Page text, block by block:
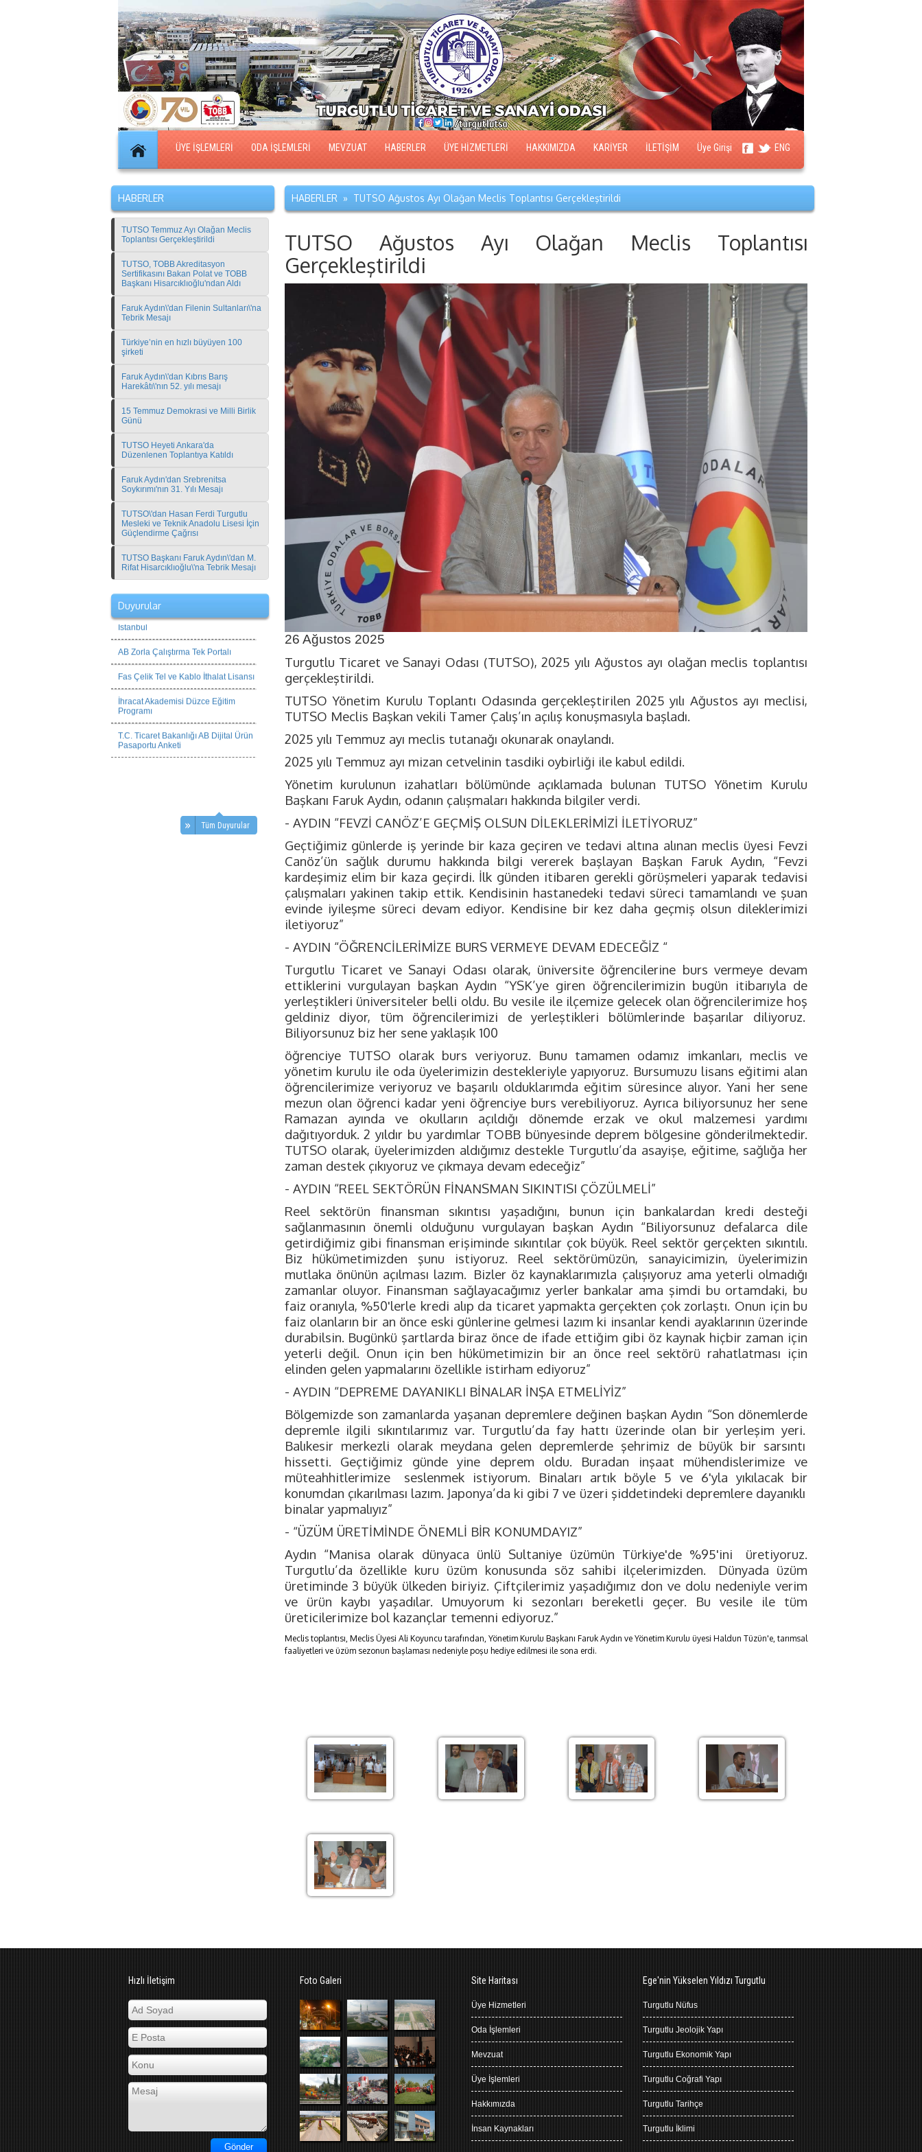
ÜYE İŞLEMLERİ ODA İŞLEMLERİ MEVZUAT HABERLER ÜYE HİZMETLERİ HAKKIMIZDA KARİYER İLETİŞİM Üye Girişi ENG
HABERLER
TUTSO Temmuz Ayı Olağan Meclis
Toplantısı Gerçekleştirildi
TUTSO, TOBB Akreditasyon
Sertifikasını Bakan Polat ve TOBB
Başkanı Hisarcıklıoğlu'ndan Aldı
Faruk Aydın\'dan Filenin Sultanları\'na
Tebrik Mesajı
Türkiye’nin en hızlı büyüyen 100
şirketi
Faruk Aydın\'dan Kıbrıs Barış
Harekâtı\'nın 52. yılı mesajı
15 Temmuz Demokrasi ve Milli Birlik
Günü
TUTSO Heyeti Ankara'da
Düzenlenen Toplantıya Katıldı
Faruk Aydın'dan Srebrenitsa
Soykırımı'nın 31. Yılı Mesajı
TUTSO\'dan Hasan Ferdi Turgutlu
Mesleki ve Teknik Anadolu Lisesi İçin
Güçlendirme Çağrısı
TUTSO Başkanı Faruk Aydın\'dan M.
Rifat Hisarcıklıoğlu\'na Tebrik Mesajı
Duyurular
Odası Heyeti ile İkili İş Görüşmeleri
(B2B) Etkinliği ? 13 Ağustos 2026,
AB Zorla Çalıştırma Tek Portalı
Fas Çelik Tel ve Kablo İthalat Lisansı
İhracat Akademisi Düzce Eğitim
Programı
T.C. Ticaret Bakanlığı AB Dijital Ürün
Pasaportu Anketi
Tüm Duyurular
HABERLER » TUTSO Ağustos Ayı Olağan Meclis Toplantısı Gerçekleştirildi
TUTSO Ağustos Ayı Olağan Meclis Toplantısı
Gerçekleştirildi
26 Ağustos 2025
Turgutlu Ticaret ve Sanayi Odası (TUTSO), 2025 yılı Ağustos ayı olağan meclis toplantısı
gerçekleştirildi.
TUTSO Yönetim Kurulu Toplantı Odasında gerçekleştirilen 2025 yılı Ağustos ayı meclisi,
TUTSO Meclis Başkan vekili Tamer Çalış’ın açılış konuşmasıyla başladı.
2025 yılı Temmuz ayı meclis tutanağı okunarak onaylandı.
2025 yılı Temmuz ayı mizan cetvelinin tasdiki oybirliği ile kabul edildi.
Yönetim kurulunun izahatları bölümünde açıklamada bulunan TUTSO Yönetim Kurulu
Başkanı Faruk Aydın, odanın çalışmaları hakkında bilgiler verdi.
- AYDIN “FEVZİ CANÖZ’E GEÇMİŞ OLSUN DİLEKLERİMİZİ İLETİYORUZ”
Geçtiğimiz günlerde iş yerinde bir kaza geçiren ve tedavi altına alınan meclis üyesi Fevzi
Canöz’ün sağlık durumu hakkında bilgi vererek başlayan Başkan Faruk Aydın, “Fevzi
kardeşimiz elim bir kaza geçirdi. İlk günden itibaren gerekli görüşmeleri yaparak tedavisi
çalışmaları yakinen takip ettik. Kendisinin hastanedeki tedavi süreci tamamlandı ve şuan
evinde iyileşme süreci devam ediyor. Kendisine bir kez daha geçmiş olsun dileklerimizi
iletiyoruz”
- AYDIN “ÖĞRENCİLERİMİZE BURS VERMEYE DEVAM EDECEĞİZ “
Turgutlu Ticaret ve Sanayi Odası olarak, üniversite öğrencilerine burs vermeye devam
ettiklerini vurgulayan başkan Aydın “YSK’ye giren öğrencilerimizin bugün itibarıyla de
yerleştikleri üniversiteler belli oldu. Bu vesile ile ilçemize gelecek olan öğrencilerimize hoş
geldiniz diyor, tüm öğrencilerimizi de yerleştikleri bölümlerinde başarılar diliyoruz.
Biliyorsunuz biz her sene yaklaşık 100
öğrenciye TUTSO olarak burs veriyoruz. Bunu tamamen odamız imkanları, meclis ve
yönetim kurulu ile oda üyelerimizin destekleriyle yapıyoruz. Bursumuzu lisans eğitimi alan
öğrencilerimize veriyoruz ve başarılı olduklarımda eğitim süresince alıyor. Yani her sene
mezun olan öğrenci kadar yeni öğrenciye burs verebiliyoruz. Ayrıca biliyorsunuz her sene
Ramazan ayında ve okulların açıldığı dönemde erzak ve okul malzemesi yardımı
dağıtıyorduk. 2 yıldır bu yardımlar TOBB bünyesinde deprem bölgesine gönderilmektedir.
TUTSO olarak, üyelerimizden aldığımız destekle Turgutlu’da asayişe, eğitime, sağlığa her
zaman destek çıkıyoruz ve çıkmaya devam edeceğiz”
- AYDIN “REEL SEKTÖRÜN FİNANSMAN SIKINTISI ÇÖZÜLMELİ”
Reel sektörün finansman sıkıntısı yaşadığını, bunun için bankalardan kredi desteği
sağlanmasının önemli olduğunu vurgulayan başkan Aydın “Biliyorsunuz defalarca dile
getirdiğimiz gibi finansman erişiminde sıkıntılar çok büyük. Reel sektör gerçekten sıkıntılı.
Biz hükümetimizden şunu istiyoruz. Reel sektörümüzün, sanayicimizin, üyelerimizin
mutlaka önünün açılması lazım. Bizler öz kaynaklarımızla çalışıyoruz ama yeterli olmadığı
zamanlar oluyor. Finansman sağlayacağımız yerler bankalar ama şimdi bu ortamdaki, bu
faiz oranıyla, %50'lerle kredi alıp da ticaret yapmakta gerçekten çok zorlaştı. Onun için bu
faiz olanların bir an önce eski günlerine gelmesi lazım ki insanlar kendi ayaklarının üzerinde
durabilsin. Bugünkü şartlarda biraz önce de ifade ettiğim gibi öz kaynak hiçbir zaman için
yeterli değil. Onun için ben hükümetimizin bir an önce reel sektörü rahatlatması için
elinden gelen yapmalarını özellikle istirham ediyoruz”
- AYDIN “DEPREME DAYANIKLI BİNALAR İNŞA ETMELİYİZ”
Bölgemizde son zamanlarda yaşanan depremlere değinen başkan Aydın “Son dönemlerde
depremle ilgili sıkıntılarımız var. Turgutlu’da fay hattı üzerinde olan bir yerleşim yeri.
Balıkesir merkezli olarak meydana gelen depremlerde şehrimiz de büyük bir sarsıntı
hissetti. Geçtiğimiz günde yine deprem oldu. Buradan inşaat mühendislerimize ve
müteahhitlerimize
seslenmek istiyorum. Binaları artık böyle 5 ve 6'yla yıkılacak bir
konumdan çıkarılması lazım. Japonya’da ki gibi 7 ve üzeri şiddetindeki depremlere dayanıklı
binalar yapmalıyız”
- “ÜZÜM ÜRETİMİNDE ÖNEMLİ BİR KONUMDAYIZ”
Aydın “Manisa olarak dünyaca ünlü Sultaniye üzümün Türkiye'de %95'ini
üretiyoruz.
Turgutlu’da özellikle kuru üzüm konusunda söz sahibi ilçelerimizden.
Dünyada üzüm
üretiminde 3 büyük ülkeden biriyiz. Çiftçilerimiz yaşadığımız don ve dolu nedeniyle verim
ve ürün kaybı yaşadılar. Umuyorum ki sezonları bereketli geçer. Bu vesile ile tüm
üreticilerimize bol kazançlar temenni ediyoruz.”
Meclis toplantısı, Meclis Üyesi Ali Koyuncu tarafından, Yönetim Kurulu Başkanı Faruk Aydın ve Yönetim Kurulu üyesi Haldun Tüzün'e, tarımsal
faaliyetleri ve üzüm sezonun başlaması nedeniyle poşu hediye edilmesi ile sona erdi.
Hızlı İletişim Foto Galeri Site Haritası
Üye Hizmetleri
Oda İşlemleri
Mevzuat
Üye İşlemleri
Hakkımızda
İnsan Kaynakları
Ege'nin Yükselen Yıldızı Turgutlu
Turgutlu Nüfus
Turgutlu Jeolojik Yapı
Turgutlu Ekonomik Yapı
Turgutlu Coğrafi Yapı
Turgutlu Tarihçe
Turgutlu İklimi